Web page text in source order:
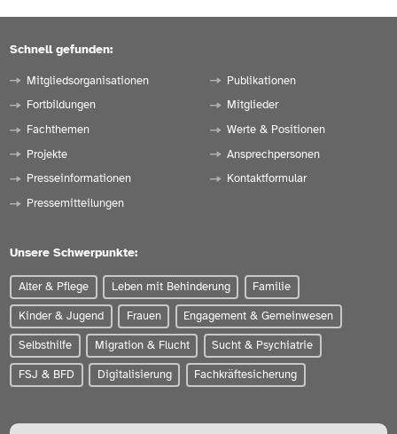
Schnell gefunden:
Mitgliedsorganisationen
Fortbildungen
Fachthemen
Projekte
Presseinformationen
Pressemitteilungen
Publikationen
Mitglieder
Werte & Positionen
Ansprechpersonen
Kontaktformular
Unsere Schwerpunkte:
Alter & Pflege Leben mit Behinderung Familie
Kinder & Jugend Frauen Engagement & Gemeinwesen
Selbsthilfe Migration & Flucht Sucht & Psychiatrie
FSJ & BFD Digitalisierung Fachkräftesicherung